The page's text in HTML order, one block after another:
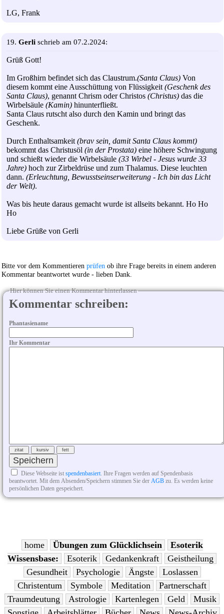
LG, Frank
19. Gerli schrieb am 07.2.2024:
Grüß Gott!
Im Großhirn befindet sich das Claustrum.(Santa Claus) Von
diesem kommt eine Ausschüttung von Flüssigkeit (Geschenk des
Santa Claus), genannt Chrism oder Christos (Christus) das die
Wirbelsäule (Kamin) hinunterfließt.
Santa Claus rutscht also durch den Kamin und bringt das
Geschenk.
Durch Enthaltsamkeit (brav sein, damit Santa Claus kommt)
bekommt das Christusöl (in der Prostata) eine höhere Schwingung
und schießt wieder die Wirbelsäule (33 Wirbel - Jesus wurde 33
Jahre) hoch zur Zirbeldrüse und zum Thalamus. Diese leuchten
dann. (Erleuchtung, Bewusstseinserweiterung - Ich bin das Licht
der Welt).
Was bis heute daraus gemacht wurde ist allseits bekannt. Ho Ho
Ho
Liebe Grüße von Gerli
Bitte vor dem Kommentieren prüfen ob ihre Frage bereits in einem anderen
Kommentar beantwortet wurde - lieben Dank.
Hier können Sie einen Kommentar hinterlassen
Kommentar schreiben:
Phantasiename
Ihr Kommentar
Diese Webseite ist spendenbasiert. Ihre Fragen werden auf Spendenbasis
beantwortet. Mit dem Absenden/Speichern stimmen Sie der AGBzu. Es werden keine
persönlichen Daten gespeichert.
home Übungen zum Glücklichsein
Esoterik
Wissensbase:
Esoterik Gedankenkraft
Geistheilung
Gesundheit
Psychologie Ängste
Loslassen
Christentum
Symbole Meditation
Partnerschaft
Traumdeutung
Astrologie Kartenlegen Geld
Musik